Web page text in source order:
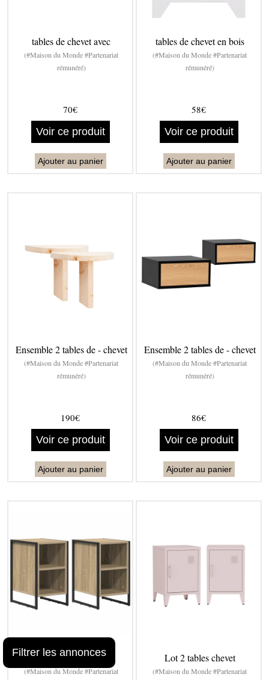
tables de chevet avec
(#Maison du Monde #Partenariat
rémunéré)
70€
Voir ce produit
Ajouter au panier
tables de chevet en bois
(#Maison du Monde #Partenariat
rémunéré)
58€
Voir ce produit
Ajouter au panier
Ensemble 2 tables de - chevet
(#Maison du Monde #Partenariat
rémunéré)
190€
Voir ce produit
Ajouter au panier
Ensemble 2 tables de - chevet
(#Maison du Monde #Partenariat
rémunéré)
86€
Voir ce produit
Ajouter au panier
Lot 2 tables chevet
(#Maison du Monde #Partenariat
Lot 2 tables chevet
(#Maison du Monde #Partenariat
Filtrer les annonces